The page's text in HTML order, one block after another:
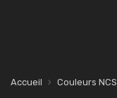
Accueil Couleurs NCS